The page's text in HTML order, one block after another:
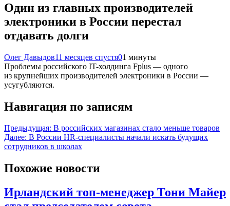
Один из главных производителей
электроники в России перестал
отдавать долги
Олег Давыдов11 месяцев спустя01 минуты
Проблемы российского IT-холдинга Fplus — одного
из крупнейших производителей электроники в России —
усугубляются.
Навигация по записям
Предыдущая: В российских магазинах стало меньше товаров
Далее: В России HR-специалисты начали искать будущих
сотрудников в школах
Похожие новости
Ирландский топ-менеджер Тони Майер